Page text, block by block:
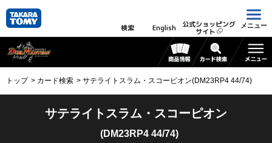
検索 English 公式ショッピング
サイト
メニュー
トップ カード検索 サテライトスラム・スコーピオン(DM23RP4 44/74)
サテライトスラム・スコーピオン
(DM23RP4 44/74)